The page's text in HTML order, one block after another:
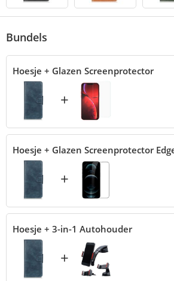
Bundels
Hoesje + Glazen Screenprotector
+
Hoesje + Glazen Screenprotector
+
Hoesje + 3-in-1 Autohouder
+